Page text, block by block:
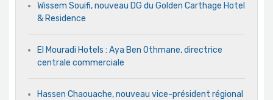
Wissem Souifi, nouveau DG du Golden Carthage Hotel
& Residence
El Mouradi Hotels : Aya Ben Othmane, directrice
centrale commerciale
Hassen Chaouache, nouveau vice-président régional